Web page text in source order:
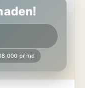
000 pr md